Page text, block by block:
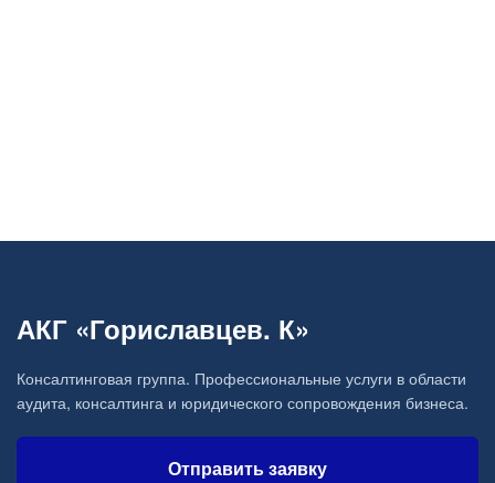
АКГ «Гориславцев. К»
Консалтинговая группа. Профессиональные услуги в области
аудита, консалтинга и юридического сопровождения бизнеса.
Отправить заявку